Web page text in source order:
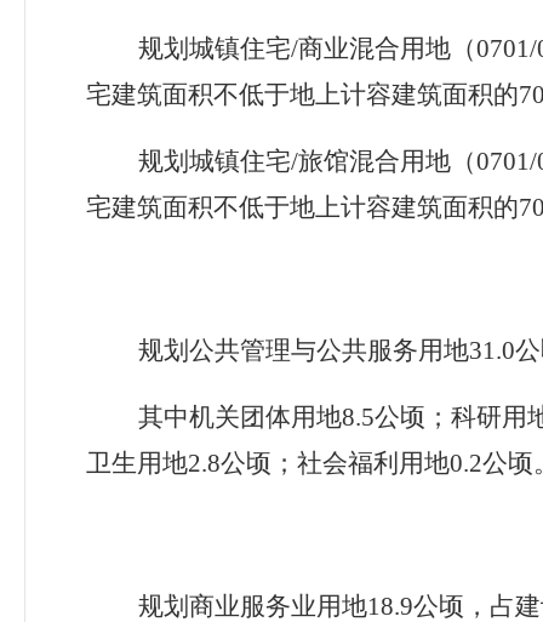
规划城镇住宅/商业混合用地（0701/
宅建筑面积不低于地上计容建筑面积的
规划城镇住宅/旅馆混合用地（0701/
宅建筑面积不低于地上计容建筑面积的
规划公共管理与公共服务用地31.0
其中机关团体用地8.5公顷；科研用
卫生用地2.8公顷；社会福利用地0.2公顷
规划商业服务业用地18.9公顷，占